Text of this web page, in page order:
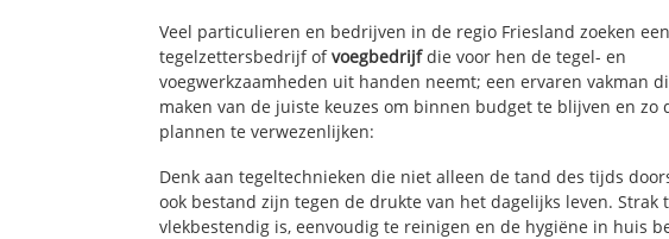
Veel particulieren en bedrijven in de regio Friesland zoeken
tegelzettersbedrijf ofvoegbedrijfdie voor hen de tegel- en
voegwerkzaamheden uit handen neemt; een ervaren vakman
maken van de juiste keuzes om binnen budget te blijven en zo
plannen te verwezenlijken:
Denk aan tegeltechnieken die niet alleen de tand des tijds
ook bestand zijn tegen de drukte van het dagelijks leven. Strak
vlekbestendig is, eenvoudig te reinigen en de hygiëne in huis